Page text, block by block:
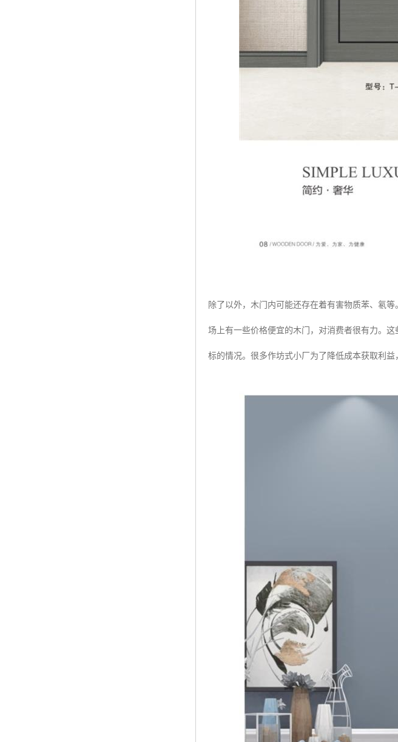
除了以外，木门内可能还存在着有害物质苯、氡
场上有一些价格便宜的木门，对消费者很有力。
标的情况。很多作坊式小厂为了降低成本获取利